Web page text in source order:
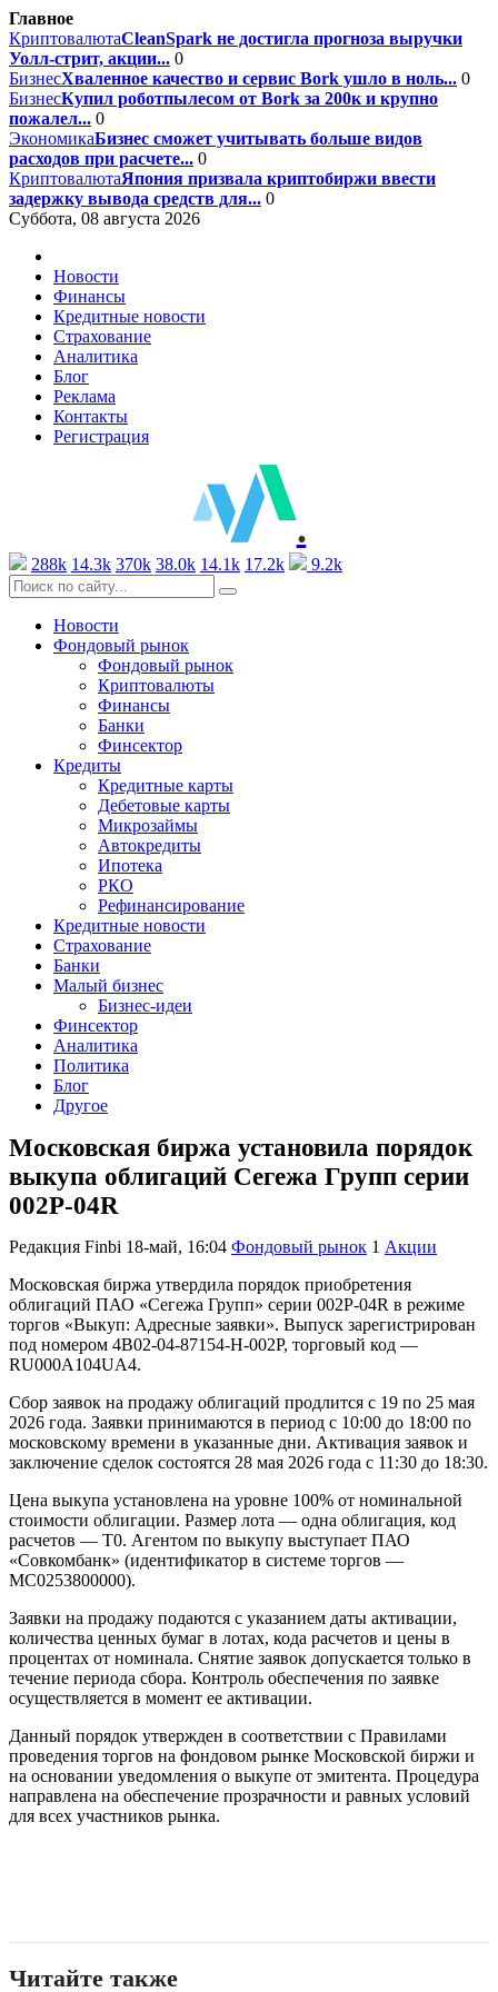
Главное
КриптовалютаCleanSpark не достигла прогноза выручки
Уолл-стрит, акции... 0
БизнесХваленное качество и сервис Bork ушло в ноль... 0
БизнесКупил роботпылесом от Bork за 200к и крупно
пожалел... 0
ЭкономикаБизнес сможет учитывать больше видов
расходов при расчете... 0
КриптовалютаЯпония призвала криптобиржи ввести
задержку вывода средств для... 0
Суббота, 08 августа 2026
Новости
Финансы
Кредитные новости
Страхование
Аналитика
Блог
Реклама
Контакты
Регистрация
.
288k 14.3k 370k 38.0k 14.1k 17.2k 9.2k
Новости
Фондовый рынок
Фондовый рынок
Криптовалюты
Финансы
Банки
Финсектор
Кредиты
Кредитные карты
Дебетовые карты
Микрозаймы
Автокредиты
Ипотека
РКО
Рефинансирование
Кредитные новости
Страхование
Банки
Малый бизнес
Бизнес-идеи
Финсектор
Аналитика
Политика
Блог
Другое
Московская биржа установила порядок
выкупа облигаций Сегежа Групп серии
002P-04R
Редакция Finbi 18-май, 16:04 Фондовый рынок 1 Акции
Московская биржа утвердила порядок приобретения
облигаций ПАО «Сегежа Групп» серии 002P-04R в режиме
торгов «Выкуп: Адресные заявки». Выпуск зарегистрирован
под номером 4B02-04-87154-H-002P, торговый код —
RU000A104UA4.
Сбор заявок на продажу облигаций продлится с 19 по 25 мая
2026 года. Заявки принимаются в период с 10:00 до 18:00 по
московскому времени в указанные дни. Активация заявок и
заключение сделок состоятся 28 мая 2026 года с 11:30 до 18:30.
Цена выкупа установлена на уровне 100% от номинальной
стоимости облигации. Размер лота — одна облигация, код
расчетов — Т0. Агентом по выкупу выступает ПАО
«Совкомбанк» (идентификатор в системе торгов —
MC0253800000).
Заявки на продажу подаются с указанием даты активации,
количества ценных бумаг в лотах, кода расчетов и цены в
процентах от номинала. Снятие заявок допускается только в
течение периода сбора. Контроль обеспечения по заявке
осуществляется в момент ее активации.
Данный порядок утвержден в соответствии с Правилами
проведения торгов на фондовом рынке Московской биржи и
на основании уведомления о выкупе от эмитента. Процедура
направлена на обеспечение прозрачности и равных условий
для всех участников рынка.
Читайте также